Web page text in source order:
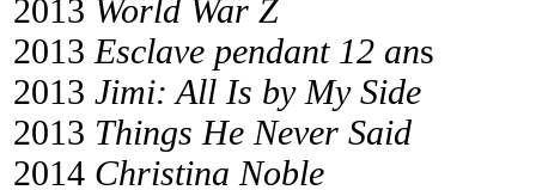
2013 World War Z
2013 Esclave pendant 12 ans
2013 Jimi: All Is by My Side
2013 Things He Never Said
2014 Christina Noble